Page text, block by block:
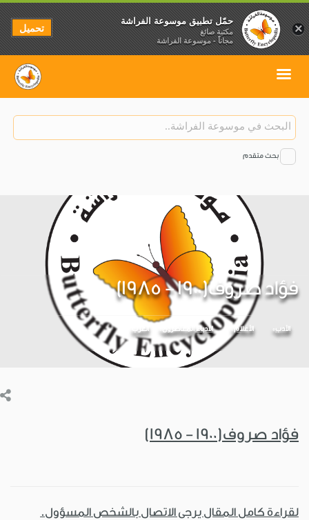
بحث متقدم
فؤاد صروف(1900 - 1985)
الأدب الأعلام الأدباء المعاصرون العرب
فؤاد صروف(1900 - 1985)
لقراءة كامل المقال يرجى الاتصال بالشخص المسؤول.
×
حمّل تطبيق موسوعة الفراشة
مكتبة صائغ
مجاناً - موسوعة الفراشة
تحميل